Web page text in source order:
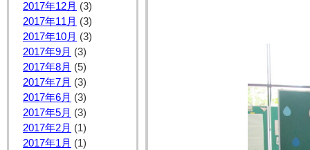
2017年12月 (3)
2017年11月 (3)
2017年10月 (3)
2017年9月 (3)
2017年8月 (5)
2017年7月 (3)
2017年6月 (3)
2017年5月 (3)
2017年2月 (1)
2017年1月 (1)